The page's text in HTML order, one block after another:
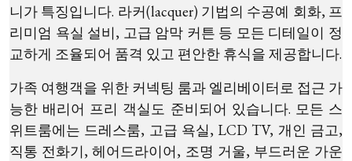
니가 특징입니다. 라커(lacquer) 기법의 수공예 회화, 프
리미엄 욕실 설비, 고급 암막 커튼 등 모든 디테일이 정
교하게 조율되어 품격 있고 편안한 휴식을 제공합니다.
가족 여행객을 위한 커넥팅 룸과 엘리베이터로 접근 가
능한 배리어 프리 객실도 준비되어 있습니다. 모든 스
위트룸에는 드레스룸, 고급 욕실, LCD TV, 개인 금고,
직통 전화기, 헤어드라이어, 조명 거울, 부드러운 가운